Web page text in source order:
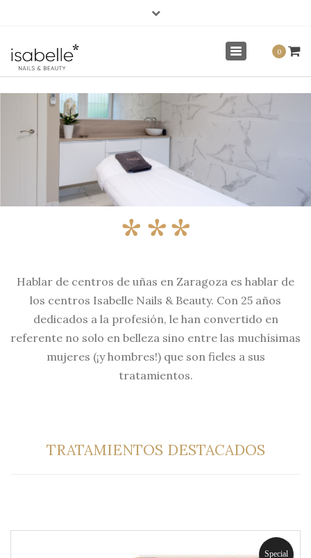
0
Toggle
navigation
Hablar de centros de uñas en Zaragoza es hablar de
los centros Isabelle Nails & Beauty. Con 25 años
dedicados a la profesión, le han convertido en
referente no solo en belleza sino entre las muchísimas
mujeres (¡y hombres!) que son fieles a sus
tratamientos.
TRATAMIENTOS DESTACADOS
Special